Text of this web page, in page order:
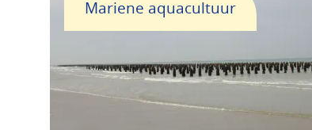
Mariene aquacultuur